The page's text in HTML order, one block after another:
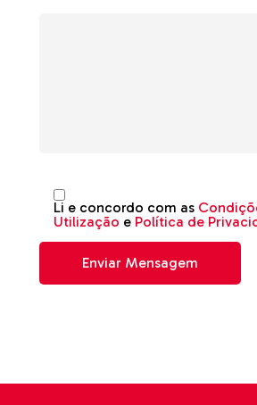
Li e concordo com as
Utilização e Política de